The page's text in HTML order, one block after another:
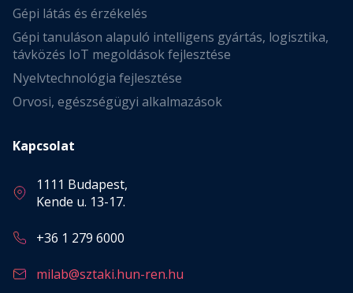
Gépi látás és érzékelés
Gépi tanuláson alapuló intelligens gyártás, logisztika,
távközés IoT megoldások fejlesztése
Nyelvtechnológia fejlesztése
Orvosi, egészségügyi alkalmazások
Kapcsolat
1111 Budapest,
Kende u. 13-17.
+36 1 279 6000
milab@sztaki.hun-ren.hu